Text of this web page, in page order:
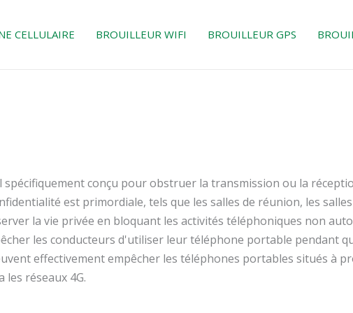
CELLULAIRE BROUILLEUR WIFI BROUILLEUR GPS
spécifiquement conçu pour obstruer la transmission ou la
est primordiale, tels que les salles de réunion, les
la vie privée en bloquant les activités téléphoniques non
les conducteurs d'utiliser leur téléphone portable pendant
effectivement empêcher les téléphones portables situés à
les réseaux 4G.